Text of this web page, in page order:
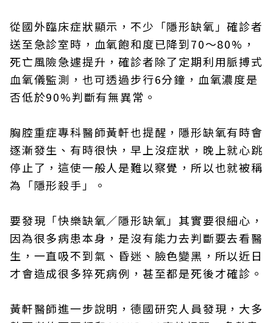
從國外臨床症狀顯示，不少「隱形缺氧」確診者
送至急診室時，血氧飽和度已降到70～80%，
死亡風險急遽提升，確診者除了定期利用脈搏式
血氧儀監測，也可透過步行6分鐘，血氧濃度是
否低於90%判斷有無異常。
胸腔重症專科醫師黃軒也提醒，隱形缺氧有時會
逐漸發生、有時很快，早上沒症狀，晚上就心跳
停止了，這使一般人是難以察覺，所以也就被稱
為「隱形殺手」。
要發現「快樂缺氧／隱形缺氧」其實要很細心，
因為很多病患本身，是沒有能力去判斷要去看醫
生，一直吸不到氣、昏迷、臉色變黑，所以近日
才會造成很多猝死病例，甚至都是死後才確診。
黃軒醫師進一步說明，德國研究人員發現，大多